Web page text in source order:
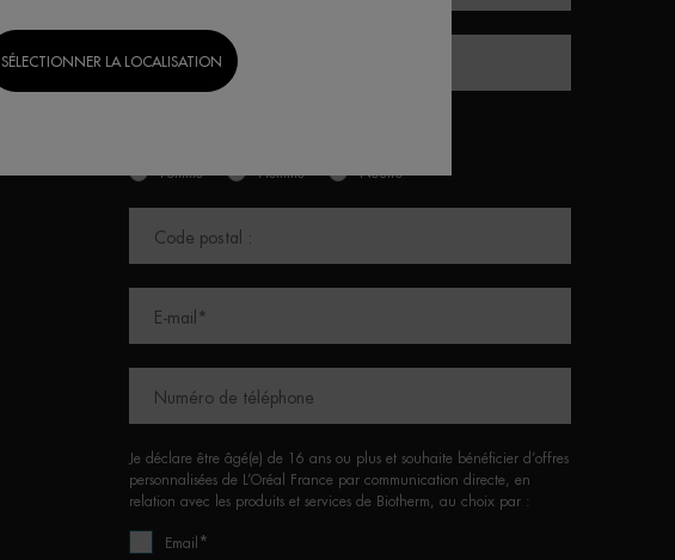
Nom de famille
Femme Homme Neutre
Code postal :
E-mail *
Numéro de téléphone
Je déclare être âgé(e) de 16 ans ou plus et souhaite bénéficier d’offres
personnalisées de L’Oréal France par communication directe, en
relation avec les produits et services de Biotherm, au choix par :
Email *
SÉLECTIONNER LA LOCALISATION